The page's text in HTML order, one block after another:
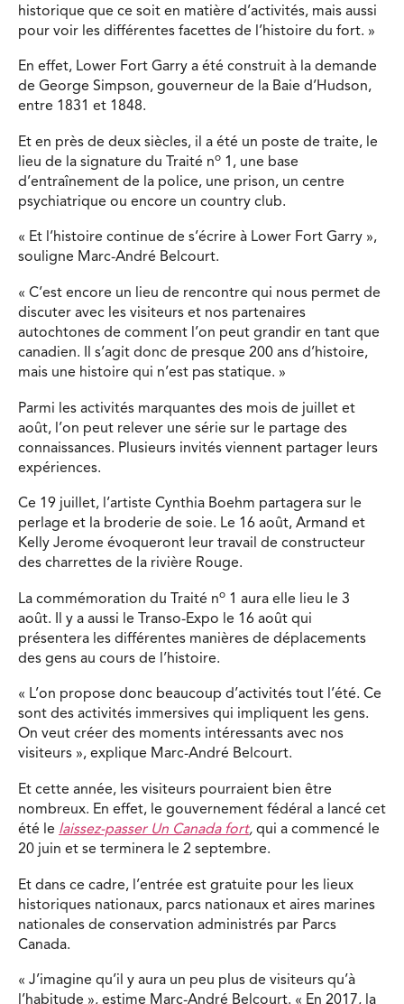
historique que ce soit en matière d’activités, mais aussi
pour voir les différentes facettes de l’histoire du fort. »
En effet, Lower Fort Garry a été construit à la demande
de George Simpson, gouverneur de la Baie d’Hudson,
entre 1831 et 1848.
Et en près de deux siècles, il a été un poste de traite, le
lieu de la signature du Traité no 1, une base
d’entraînement de la police, une prison, un centre
psychiatrique ou encore un country club.
« Et l’histoire continue de s’écrire à Lower Fort Garry »,
souligne Marc-André Belcourt.
« C’est encore un lieu de rencontre qui nous permet de
discuter avec les visiteurs et nos partenaires
autochtones de comment l’on peut grandir en tant que
canadien. Il s’agit donc de presque 200 ans d’histoire,
mais une histoire qui n’est pas statique. »
Parmi les activités marquantes des mois de juillet et
août, l’on peut relever une série sur le partage des
connaissances. Plusieurs invités viennent partager leurs
expériences.
Ce 19 juillet, l’artiste Cynthia Boehm partagera sur le
perlage et la broderie de soie. Le 16 août, Armand et
Kelly Jerome évoqueront leur travail de constructeur
des charrettes de la rivière Rouge.
La commémoration du Traité no 1 aura elle lieu le 3
août. Il y a aussi le Transo-Expo le 16 août qui
présentera les différentes manières de déplacements
des gens au cours de l’histoire.
« L’on propose donc beaucoup d’activités tout l’été. Ce
sont des activités immersives qui impliquent les gens.
On veut créer des moments intéressants avec nos
visiteurs », explique Marc-André Belcourt.
Et cette année, les visiteurs pourraient bien être
nombreux. En effet, le gouvernement fédéral a lancé cet
été le laissez-passer Un Canada fort, qui a commencé le
20 juin et se terminera le 2 septembre.
Et dans ce cadre, l’entrée est gratuite pour les lieux
historiques nationaux, parcs nationaux et aires marines
nationales de conservation administrés par Parcs
Canada.
« J’imagine qu’il y aura un peu plus de visiteurs qu’à
l’habitude », estime Marc-André Belcourt. « En 2017, la